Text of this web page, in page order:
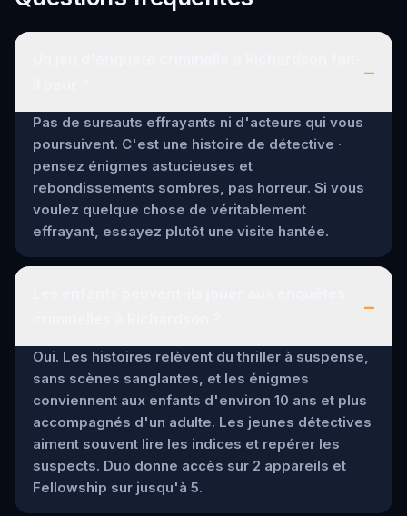
–
Pas de sursauts effrayants ni d'acteurs qui vous
poursuivent. C'est une histoire de détective ·
pensez énigmes astucieuses et
rebondissements sombres, pas horreur. Si vous
voulez quelque chose de véritablement
effrayant, essayez plutôt une visite hantée.
–
Oui. Les histoires relèvent du thriller à suspense,
sans scènes sanglantes, et les énigmes
conviennent aux enfants d'environ 10 ans et plus
accompagnés d'un adulte. Les jeunes détectives
aiment souvent lire les indices et repérer les
suspects. Duo donne accès sur 2 appareils et
Fellowship sur jusqu'à 5.